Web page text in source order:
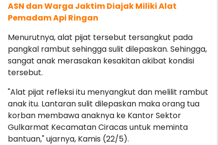
ASN dan Warga Jaktim Diajak Miliki Alat
Pemadam Api Ringan
Menurutnya, alat pijat tersebut tersangkut pada
pangkal rambut sehingga sulit dilepaskan. Sehingga,
sangat anak merasakan kesakitan akibat kondisi
tersebut.
"Alat pijat refleksi itu menyangkut dan melilit rambut
anak itu. Lantaran sulit dilepaskan maka orang tua
korban membawa anaknya ke Kantor Sektor
Gulkarmat Kecamatan Ciracas untuk meminta
bantuan," ujarnya, Kamis (22/5).